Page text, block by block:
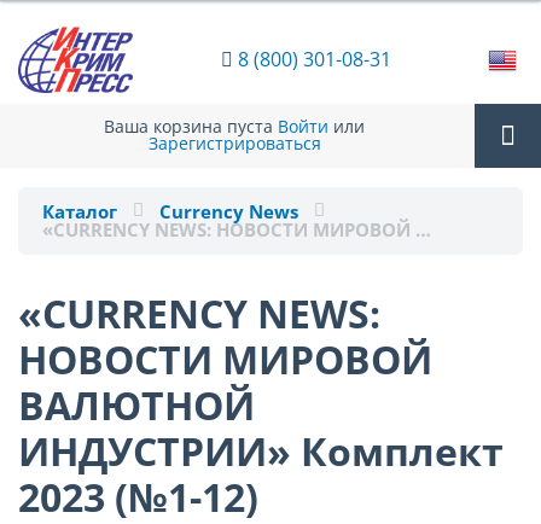
8 (800) 301-08-31
Ваша корзина пуста Войти или
Зарегистрироваться
Каталог Currency News
«CURRENCY NEWS: НОВОСТИ МИРОВОЙ …
«CURRENCY NEWS:
НОВОСТИ МИРОВОЙ
ВАЛЮТНОЙ
ИНДУСТРИИ» Комплект
2023 (№1-12)